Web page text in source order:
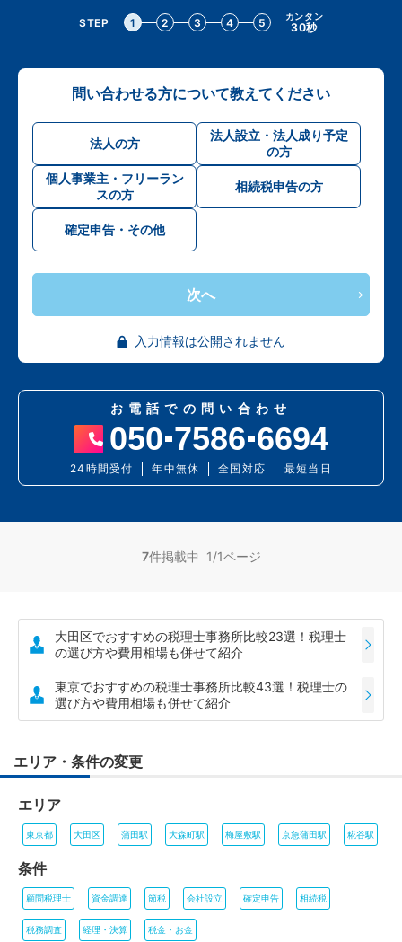
STEP 1 2 3 4 5 カンタン
30秒
問い合わせる方について教えてください
法人の方
法人設立・法人成り予定
の方
個人事業主・フリーラン
スの方
相続税申告の方
確定申告・その他
次へ
入力情報は公開されません
お電話での問い合わせ
050 7586 6694
24時間受付 年中無休 全国対応 最短当日
7件掲載中 1/1ページ
大田区でおすすめの税理士事務所比較23選！税理士
の選び方や費用相場も併せて紹介
東京でおすすめの税理士事務所比較43選！税理士の
選び方や費用相場も併せて紹介
エリア・条件の変更
エリア
東京都 大田区 蒲田駅 大森町駅 梅屋敷駅 京急蒲田駅 糀谷駅
条件
顧問税理士 資金調達 節税 会社設立 確定申告 相続税
税務調査 経理・決算 税金・お金